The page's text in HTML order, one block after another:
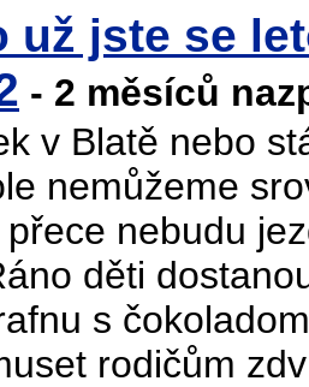
už jste se
- 2 měsíců
v Blatě nebo
nemůžeme
nebudu
děti
s
rodičům